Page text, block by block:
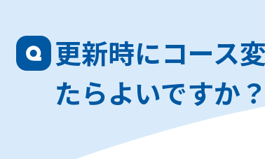
更新時にコース
たらよいですか？